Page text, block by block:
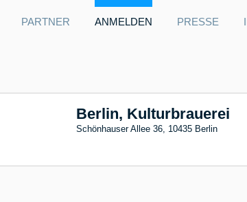
PARTNER ANMELDEN PRESSE
Berlin, Kulturbrauerei
Schönhauser Allee 36, 10435 Berlin